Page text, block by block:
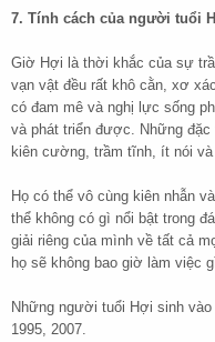
7. Tính cách của người tuổi
Giờ Hợi là thời khắc của sự
vạn vật đều rất khô cằn, xơ
có đam mê và nghị lực sống
và phát triển được. Những
kiên cường, trầm tĩnh, ít nói
Họ có thể vô cùng kiên nhẫn
thể không có gì nổi bật trong
giải riêng của mình về tất cả
họ sẽ không bao giờ làm việc
Những người tuổi Hợi sinh vào
1995, 2007.